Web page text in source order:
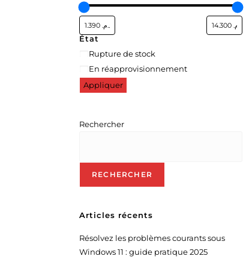
État
Rupture de stock
En réapprovisionnement
Appliquer
Rechercher
RECHERCHER
Articles récents
Résolvez les problèmes courants sous
Windows 11 : guide pratique 2025